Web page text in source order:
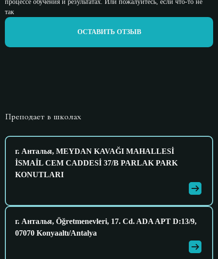
процессе обучения и результатах. Или пожалуйтесь, если что-то не
так
ОСТАВИТЬ ОТЗЫВ
Преподает в школах
г. Анталья, MEYDAN KAVAĞI MAHALLESİ
İSMAİL CEM CADDESİ 37/B PARLAK PARK
KONUTLARI
г. Анталья, Öğretmenevleri, 17. Cd. ADA APT D:13/9,
07070 Konyaaltı/Antalya